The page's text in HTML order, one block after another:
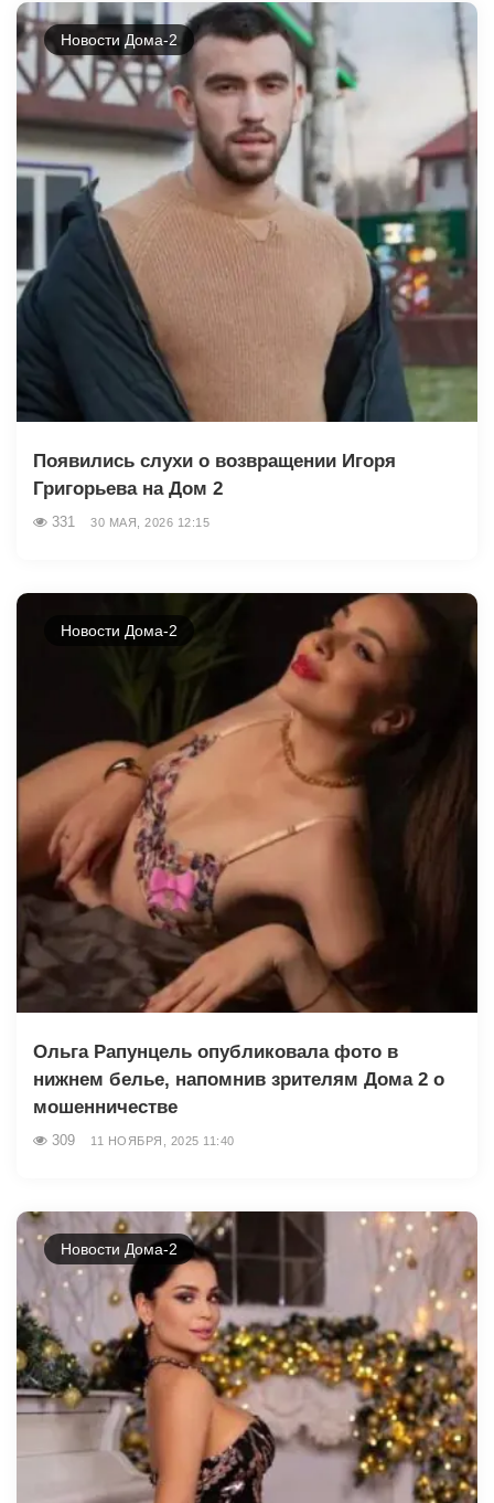
Новости Дома-2
Появились слухи о возвращении Игоря
Григорьева на Дом 2
331 30 МАЯ, 2026 12:15
Новости Дома-2
Ольга Рапунцель опубликовала фото в
нижнем белье, напомнив зрителям Дома 2 о
мошенничестве
309 11 НОЯБРЯ, 2025 11:40
Новости Дома-2